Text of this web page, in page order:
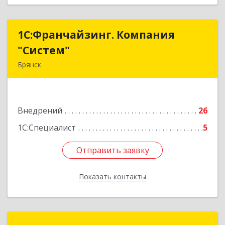
1С:Франчайзинг. Компания
"Систем"
Брянск
Внедрений
26
1С:Специалист
5
Отправить заявку
Показать контакты
1С:Франчайзинг. Компания
Подробнее
Отправить заявку
Назад